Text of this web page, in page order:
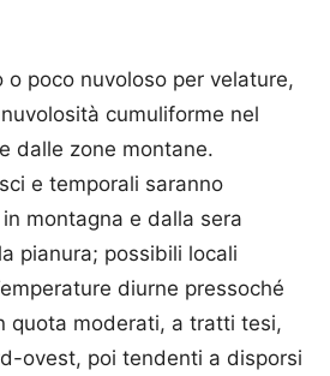
o poco nuvoloso per velature,
cumuliforme nel
dalle zone montane.
e temporali saranno
montagna e dalla sera
pianura; possibili locali
diurne pressoché
quota moderati, a tratti tesi,
ovest, poi tendenti a disporsi